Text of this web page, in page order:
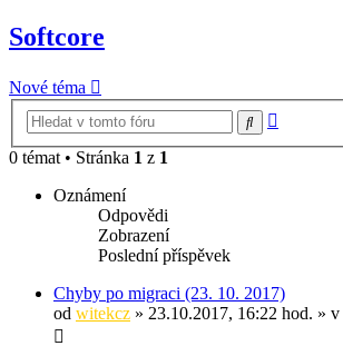
Softcore
Nové téma
Hledat
0 témat • Stránka 1 z 1
Oznámení
Odpovědi
Zobrazení
Poslední příspěvek
Chyby po migraci (23. 10. 2017)
od witekcz » 23.10.2017, 16:22 hod. » v